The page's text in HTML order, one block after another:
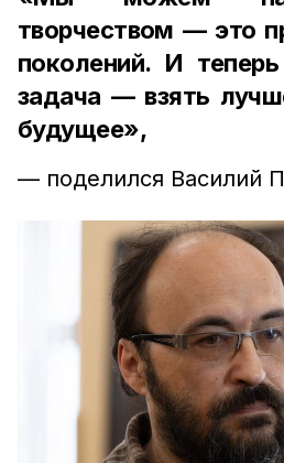
творчеством — это
поколений. И
задача — взять
будущее»,
— поделился Василий